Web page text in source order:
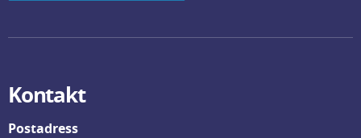
Kontakt
Postadress